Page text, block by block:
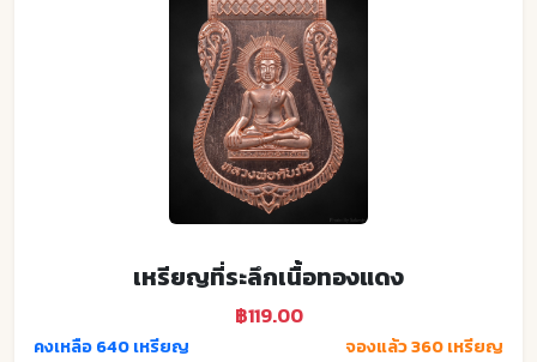
เหรียญที่ระลึกเนื้อทองแดง
฿119.00
คงเหลือ 640 เหรียญ จองแล้ว 360 เหรียญ